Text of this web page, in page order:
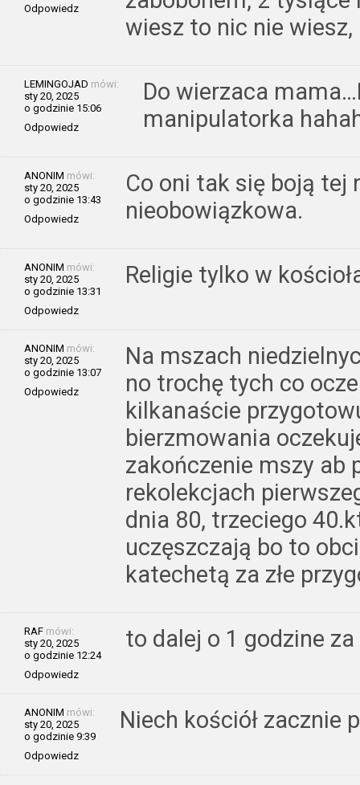
Odpowiedz
wiesz to nic nie wiesz,
LEMINGOJAD mówi:
sty 20, 2025
o godzinie 15:06
Odpowiedz
Do wierzaca
manipulatorka
ANONIM mówi:
sty 20, 2025
o godzinie 13:43
Odpowiedz
Co oni tak się boją tej
nieobowiązkowa.
ANONIM mówi:
sty 20, 2025
o godzinie 13:31
Odpowiedz
Religie tylko w
ANONIM mówi:
sty 20, 2025
o godzinie 13:07
Odpowiedz
Na mszach
no trochę tych co
kilkanaście
bierzmowania
zakończenie mszy ab
rekolekcjach
dnia 80, trzeciego
uczęszczają bo to
katechetą za złe
RAF mówi:
sty 20, 2025
o godzinie 12:24
Odpowiedz
to dalej o 1 godzine
ANONIM mówi:
sty 20, 2025
o godzinie 9:39
Odpowiedz
Niech kościół zacznie